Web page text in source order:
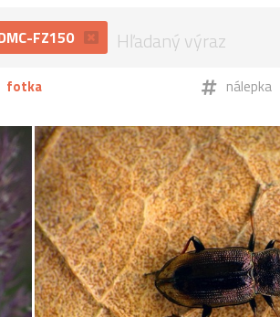
FZ150
fotka nálepka